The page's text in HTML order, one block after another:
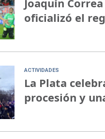
Joaquín
oficializó el
ACTIVIDADES
La Plata
procesión y